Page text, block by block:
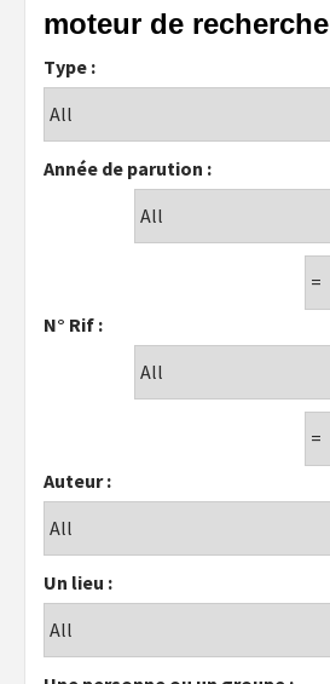
moteur de recherche
Type :
Année de parution :
N° Rif :
Auteur :
Un lieu :